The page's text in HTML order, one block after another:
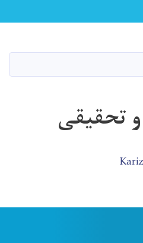
content
تحقیقی